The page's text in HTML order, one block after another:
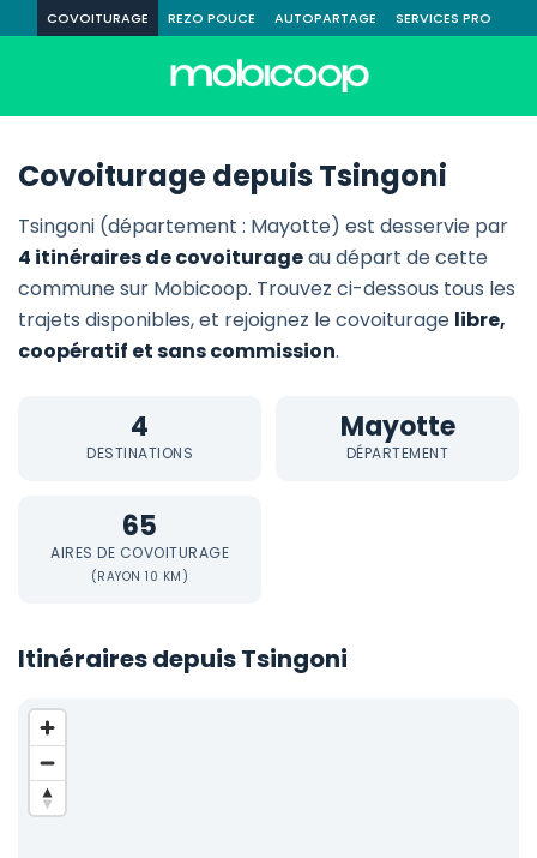
COVOITURAGE REZO POUCE AUTOPARTAGE SERVICES PRO
Covoiturage depuis Tsingoni
Tsingoni (département : Mayotte) est desservie par
4 itinéraires de covoiturageau départ de cette
commune sur Mobicoop. Trouvez ci-dessous tous les
trajets disponibles, et rejoignez le covoiturage libre,
coopératif et sans commission.
4
DESTINATIONS
Mayotte
DÉPARTEMENT
65
AIRES DE COVOITURAGE
(RAYON 10 KM)
Itinéraires depuis Tsingoni